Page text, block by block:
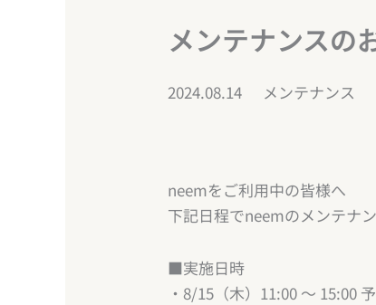
メンテナンスの
2024.08.14 メンテナンス
neemをご利用中の皆様へ
下記日程でneemのメンテナ
■実施日時
・8/15（木）11:00 ～ 15:00